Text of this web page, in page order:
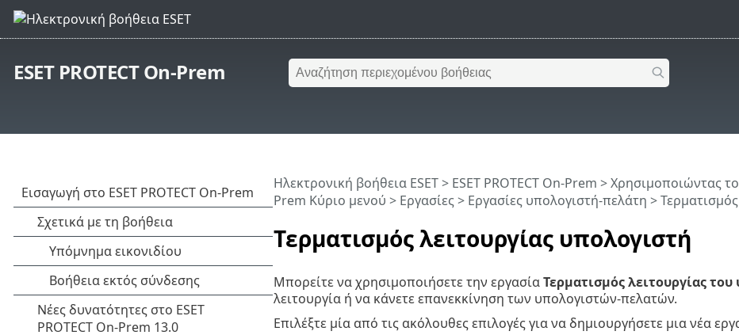
ESET PROTECT On-Prem
Τερματισμός λειτουργίας υπολογιστή
Ηλεκτρονική βοήθεια ESET> ESET PROTECT On-Prem >Χρησιμοποιώντας το
Prem Κύριο μενού > Εργασίες> Εργασίες υπολογιστή-πελάτη >
Μπορείτε να χρησιμοποιήσετε την εργασίαΤερματισμός λειτουργίας
λειτουργία ή να κάνετε επανεκκίνηση των υπολογιστών-πελατών.
Επιλέξτε μία από τις ακόλουθες επιλογές για να δημιουργήσετε μια νέα